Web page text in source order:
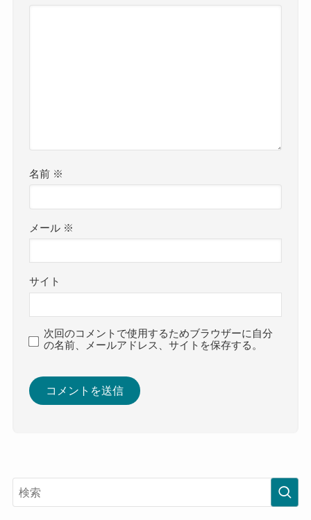
名前 ※
メール ※
サイト
次回のコメントで使用するためブラウザーに自分
の名前、メールアドレス、サイトを保存する。